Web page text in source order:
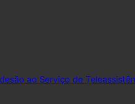
ao Serviço de